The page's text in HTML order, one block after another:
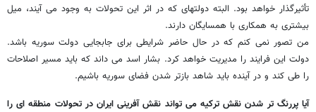
تأثیرگذار خواهد بود. البته دولتهای که در اثر این تحولات به وجود می آیند، میل
بیشتری به همکاری با همسایگان دارند.
من تصور نمی کنم که در حال حاضر شرایطی برای جابجایی دولت سوریه باشد.
دولت این فرایند را مدیریت خواهد کرد. بشار اسد می داند که باید مسیر اصلاحات
را طی کند و در آینده باید شاهد بازتر شدن فضای سوریه باشیم.
آیا پررنگ تر شدن نقش ترکیه می تواند نقش آفرینی ایران در تحولات منطقه ای را